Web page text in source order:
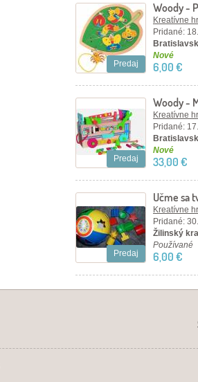
Predaj
Woody -
Kreatívne
Pridané:
Nové
6,00 €
Predaj
Woody -
Kreatívne
Pridané:
Nové
33,00 €
Predaj
Učme sa
Kreatívne
Pridané:
Žilinský
Používané
6,00 €